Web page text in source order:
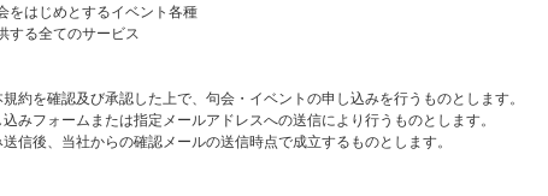
をはじめとするイベント各種
する全てのサービス
約を確認及び承認した上で、句会・イベントの申し込みを行うものとします。
みフォームまたは指定メールアドレスへの送信により行うものとします。
信後、当社からの確認メールの送信時点で成立するものとします。